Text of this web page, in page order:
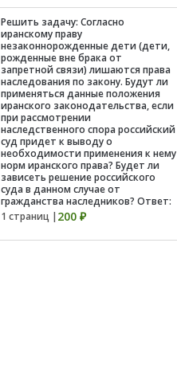
Решить задачу: Согласно
иранскому праву
незаконнорожденные дети (дети,
рожденные вне брака от
запретной связи) лишаются права
наследования по закону. Будут ли
применяться данные положения
иранского законодательства, если
при рассмотрении
наследственного спора российский
суд придет к выводу о
необходимости применения к нему
норм иранского права? Будет ли
зависеть решение российского
суда в данном случае от
гражданства наследников? Ответ:
1 страниц | 200 ₽